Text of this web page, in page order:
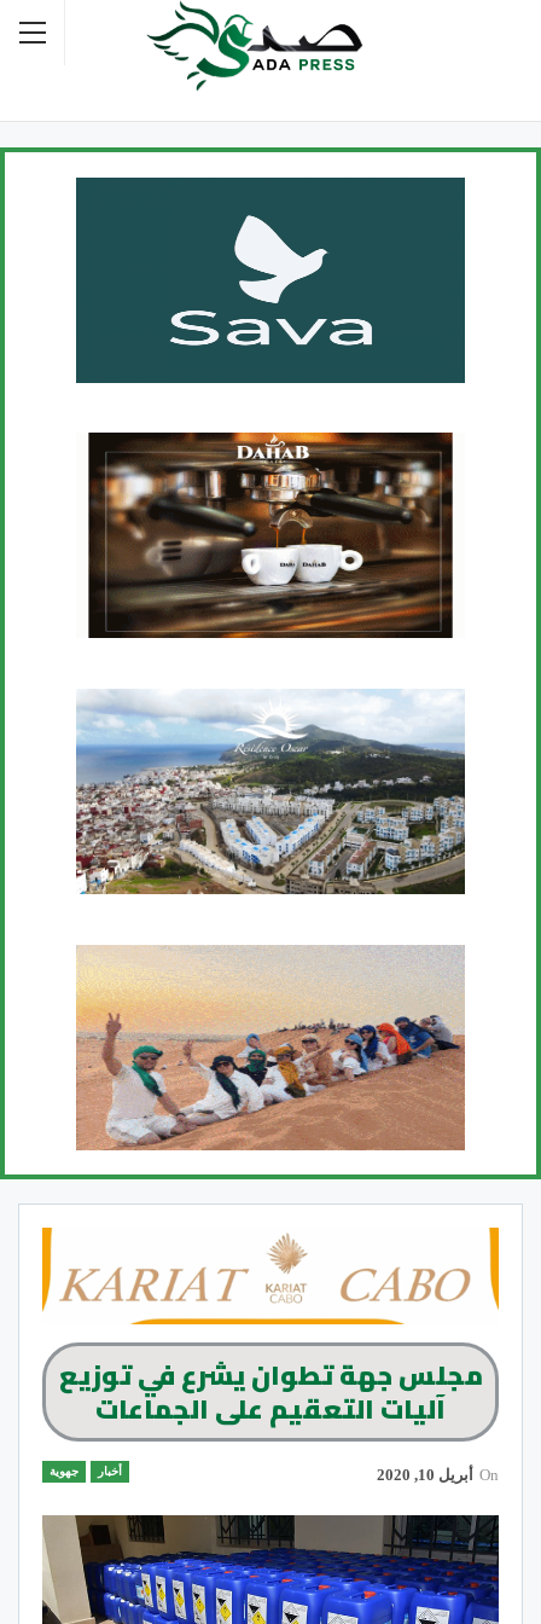
مجلس جهة تطوان يشرع في توزيع
آليات التعقيم على الجماعات
أخبار جهوية On أبريل 10, 2020